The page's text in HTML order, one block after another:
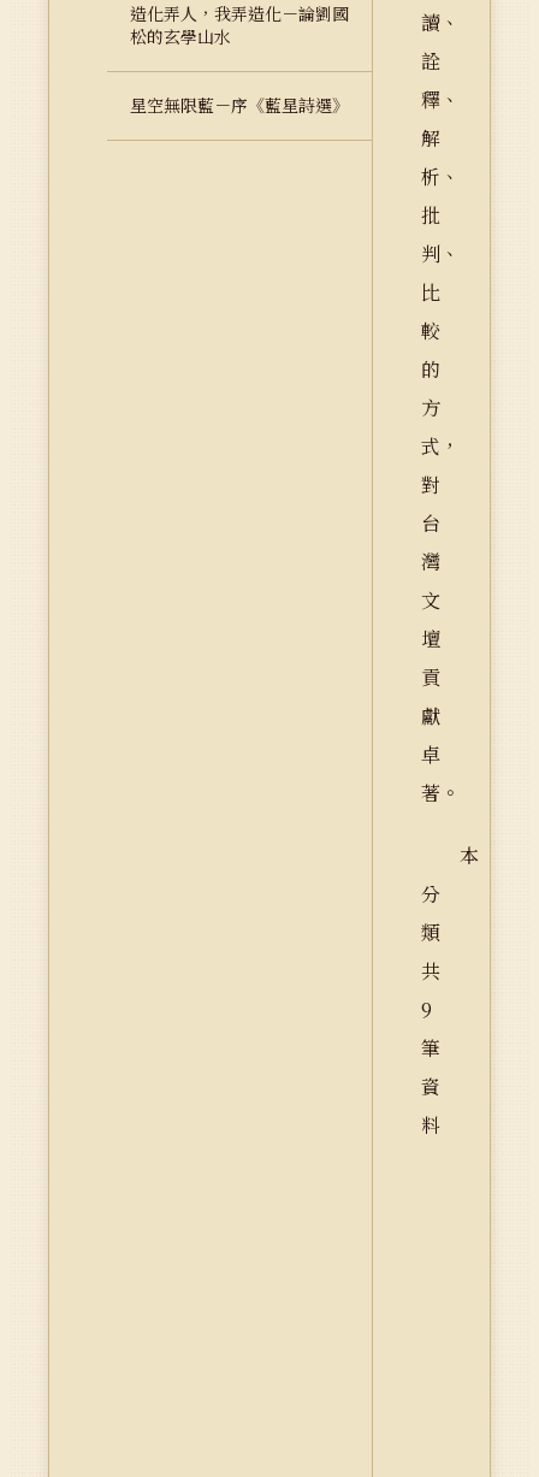
造化弄人，我弄造化－論劉國
松的玄學山水
星空無限藍－序《藍星詩選》
讀、
詮
釋、
解
析、
批
判、
比
較
的
方
式，
對
台
灣
文
壇
貢
獻
卓
著。
本
分
類
共
9
筆
資
料